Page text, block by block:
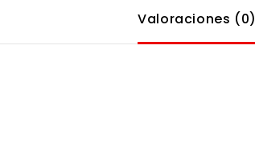
Valoraciones (0)